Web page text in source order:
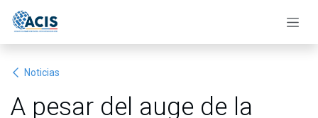
Noticias
A pesar del auge de la